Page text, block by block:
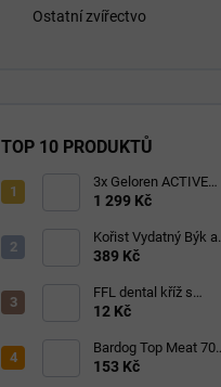
Ostatní zvířectvo
TOP 10 PRODUKTŮ
3x Geloren ACTIVE
pomeranč 400g (3x90
1 299 Kč
Kořist Vydatný Býk a
Krocan pro aktivní psy
389 Kč
FFL dental kříž s
eukalyptem 1 ks
12 Kč
Bardog Top Meat 70
granule lisované za
153 Kč